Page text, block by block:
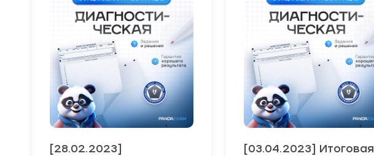
[28.02.2023]
[03.04.2023] Итоговая